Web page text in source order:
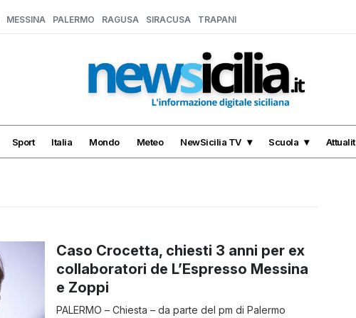
MESSINA PALERMO RAGUSA SIRACUSA TRAPANI
Sport Italia Mondo Meteo NewSicilia TV Scuola
Caso Crocetta, chiesti 3 anni per ex
collaboratori de L’Espresso Messina
e Zoppi
PALERMO – Chiesta – da parte del pm di Palermo